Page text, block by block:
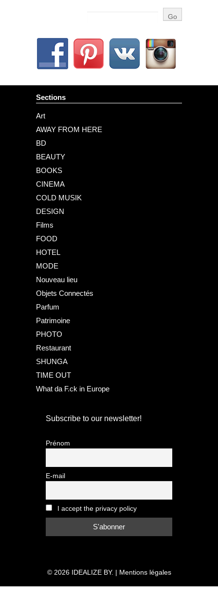
Sections
Art
AWAY FROM HERE
BD
BEAUTY
BOOKS
CINEMA
COLD MUSIK
DESIGN
Films
FOOD
HOTEL
MODE
Nouveau lieu
Objets Connectés
Parfum
Patrimoine
PHOTO
Restaurant
SHUNGA
TIME OUT
What da F.ck in Europe
Subscribe to our newsletter!
Prénom
E-mail
I accept the privacy policy
© 2026 IDEALIZE BY. | Mentions légales